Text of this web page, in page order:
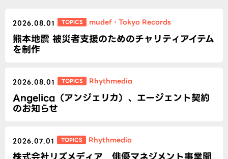
2026.08.01 TOPICS mudef・ Tokyo Records
熊本地震 被災者支援のためのチャリティアイテム
を制作
2026.08.01 TOPICS Rhythmedia
Angelica（アンジェリカ）、エージェント契約
のお知らせ
2026.07.01 TOPICS Rhythmedia